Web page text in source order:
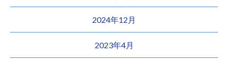
2024年12月
2023年4月